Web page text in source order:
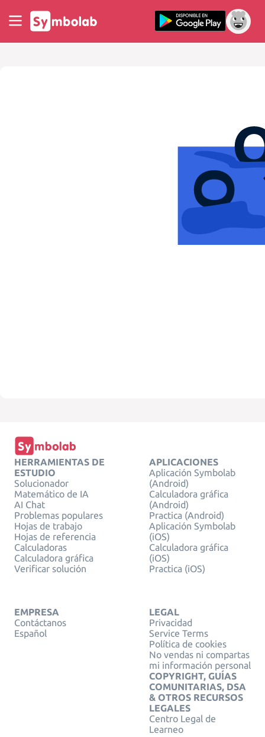
HERRAMIENTAS DE
ESTUDIO
Solucionador
Matemático de IA
AI Chat
Problemas populares
Hojas de trabajo
Hojas de referencia
Calculadoras
Calculadora gráfica
Verificar solución
APLICACIONES
Aplicación Symbolab
(Android)
Calculadora gráfica
(Android)
Practica (Android)
Aplicación Symbolab
(iOS)
Calculadora gráfica
(iOS)
Practica (iOS)
EMPRESA
Contáctanos
Español
LEGAL
Privacidad
Service Terms
Política de cookies
No vendas ni compartas
mi información personal
COPYRIGHT, GUÍAS
COMUNITARIAS, DSA
& OTROS RECURSOS
LEGALES
Centro Legal de
Learneo